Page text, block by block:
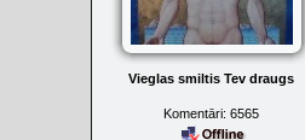
Vieglas smiltis Tev draugs
Komentāri: 6565